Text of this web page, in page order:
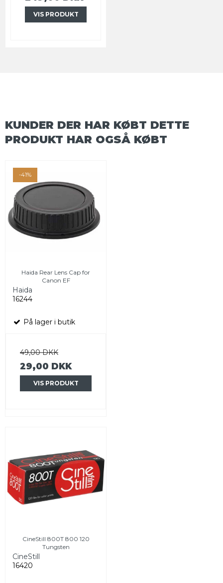
VIS PRODUKT
KUNDER DER HAR KØBT DETTE
PRODUKT HAR OGSÅ KØBT
-41%
Haida Rear Lens Cap for
Canon EF
Haida
16244
På lager i butik
49,00 DKK
29,00 DKK
VIS PRODUKT
CineStill 800T 800 120
Tungsten
CineStill
16420